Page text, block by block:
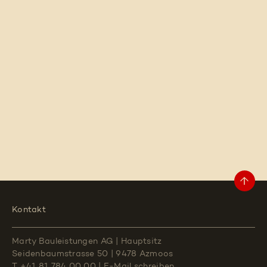
Kontakt
Marty Bauleistungen AG
Hauptsitz
Seidenbaumstrasse 50
9478 Azmoos